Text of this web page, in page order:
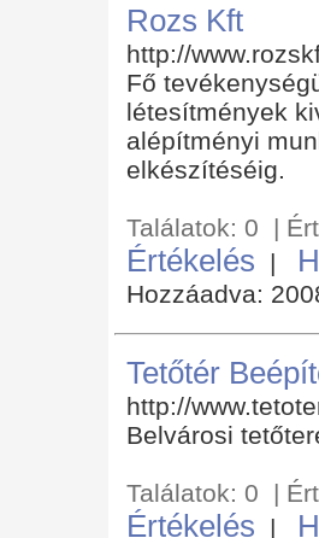
Rozs Kft
http://
Fő
létesítmények
alépítményi
elkészítéséig.
Találatok: 0 |
Értékelés |
Hozzáadva:
Tetőtér
http://
Belvárosi
Találatok: 0 |
Értékelés |